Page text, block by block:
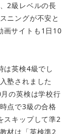
2級レベルの長
ニングが不安と
画サイトも1日10
は英検4級でし
塾されました
の英検は学校行
点で3級の合格
スキップして準2
材は「英検準2